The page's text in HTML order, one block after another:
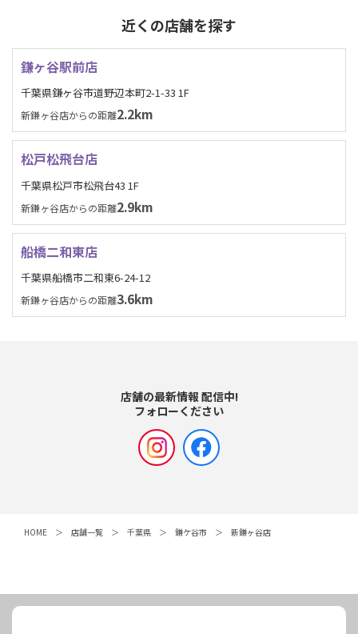
近くの店舗を探す
鎌ヶ谷駅前店
千葉県鎌ヶ谷市道野辺本町2-1-33 1F
新鎌ヶ谷店からの距離2.2km
松戸松飛台店
千葉県松戸市松飛台43 1F
新鎌ヶ谷店からの距離2.9km
船橋二和東店
千葉県船橋市二和東6-24-12
新鎌ヶ谷店からの距離3.6km
店舗の最新情報 配信中!
フォローください
HOME 店舗一覧 千葉県 鎌ケ谷市 新鎌ヶ谷店